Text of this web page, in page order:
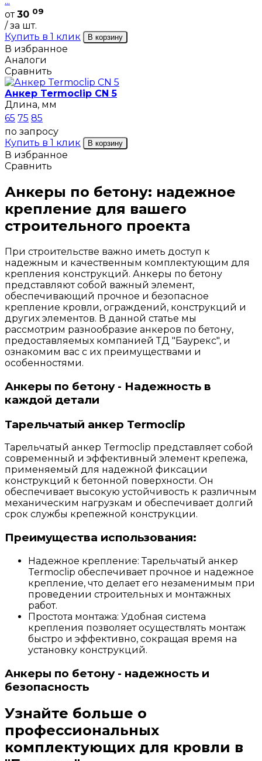
от30 09
/ за шт.
Купить в 1 клик
В корзину
В избранное
Аналоги
Сравнить
Анкер Termoclip CN 5
Длина, мм
65 75 85
по запросу
Купить в 1 клик
В корзину
В избранное
Сравнить
Анкеры по бетону: надежное
крепление для вашего
строительного проекта
При строительстве важно иметь доступ к
надежным и качественным комплектующим для
крепления конструкций. Анкеры по бетону
представляют собой важный элемент,
обеспечивающий прочное и безопасное
крепление кровли, ограждений, конструкций и
других элементов. В данной статье мы
рассмотрим разнообразие анкеров по бетону,
предоставляемых компанией ТД "Баурекс", и
ознакомим вас с их преимуществами и
особенностями.
Анкеры по бетону - Надежность в
каждой детали
Тарельчатый анкер Termoclip
Тарельчатый анкер Termoclip представляет собой
современный и эффективный элемент крепежа,
применяемый для надежной фиксации
конструкций к бетонной поверхности. Он
обеспечивает высокую устойчивость к различным
механическим нагрузкам и обеспечивает долгий
срок службы крепежной конструкции.
Преимущества использования:
Надежное крепление: Тарельчатый анкер
Termoclip обеспечивает прочное и надежное
крепление, что делает его незаменимым при
проведении строительных и монтажных
работ.
Простота монтажа: Удобная система
крепления позволяет осуществлять монтаж
быстро и эффективно, сокращая время на
установку конструкций.
Анкеры по бетону - надежность и
безопасность
Узнайте больше о
профессиональных
комплектующих для кровли в